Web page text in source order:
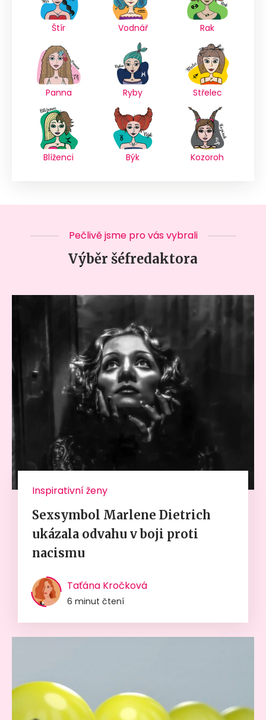
Štír Vodnář Rak
Panna Ryby Střelec
Blíženci Býk Kozoroh
Pečlivě jsme pro vás vybrali
Výběr šéfredaktora
Inspirativní ženy
Sexsymbol Marlene Dietrich
ukázala odvahu v boji proti
nacismu
Taťána Kročková
6 minut čtení